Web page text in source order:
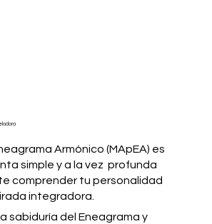
Armónico (MApEA) es
simple y a la vez profunda
comprender tu personalidad
integradora.
sabiduría del Eneagrama y